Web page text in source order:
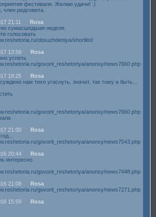
фестиваля. Желаю удачи! :)
член редсовета.
21:11
Rosa
сумасшедшая неделя.
голосовать
obsuzhdeniya/shortlist/
13:56
Rosa
успеть
govorit_reshetoriya/anonsy/news7660.php
18:25
Rosa
нам тихо угаснуть, значит, так тому и быть...
govorit_reshetoriya/anonsy/news7660.php
21:00
Rosa
govorit_reshetoriya/anonsy/news7543.php
20:44
Rosa
интересно
govorit_reshetoriya/anonsy/news7448.php
21:08
Rosa
govorit_reshetoriya/anonsy/news7271.php
15:59
Rosa